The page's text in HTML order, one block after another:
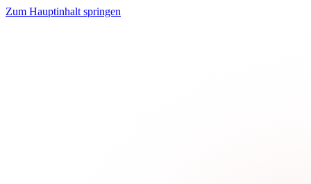
Zum Hauptinhalt springen